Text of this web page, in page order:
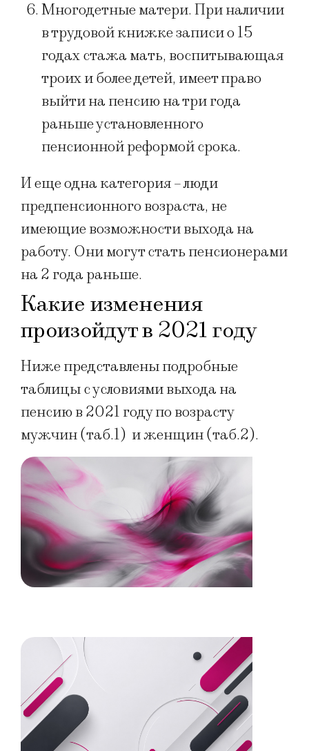
Многодетные матери. При наличии
в трудовой книжке записи о 15
годах стажа мать, воспитывающая
троих и более детей, имеет право
выйти на пенсию на три года
раньше установленного
пенсионной реформой срока.
И еще одна категория – люди
предпенсионного возраста, не
имеющие возможности выхода на
работу. Они могут стать пенсионерами
на 2 года раньше.
Какие изменения
произойдут в 2021 году
Ниже представлены подробные
таблицы с условиями выхода на
пенсию в 2021 году по возрасту
мужчин (таб.1) и женщин (таб.2).